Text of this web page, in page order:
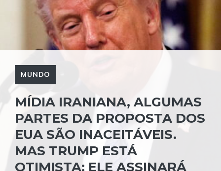
MUNDO
MÍDIA IRANIANA, ALGUMAS
PARTES DA PROPOSTA DOS
EUA SÃO INACEITÁVEIS.
MAS TRUMP ESTÁ
OTIMISTA: ELE ASSINARÁ